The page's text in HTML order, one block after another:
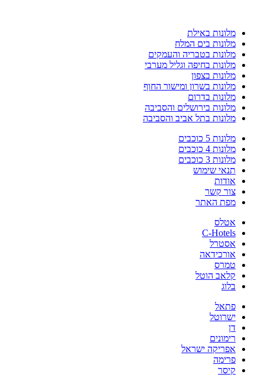
מלונות באילת
מלונות בים המלח
מלונות בטבריה והעמקים
מלונות בחיפה וגליל מערבי
מלונות בצפון
מלונות בשרון ומישור החוף
מלונות בדרום
מלונות בירושלים והסביבה
מלונות בתל אביב והסביבה
מלונות 5 כוכבים
מלונות 4 כוכבים
מלונות 3 כוכבים
תנאי שימוש
אודות
צור קשר
מפת האתר
אטלס
C-Hotels
אסטרל
אורכידאה
טמרס
קלאב הוטל
בלוג
פתאל
ישרוטל
דן
רימונים
אפריקה ישראל
פרימה
קיסר